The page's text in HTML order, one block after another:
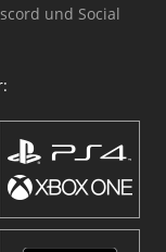
und Social